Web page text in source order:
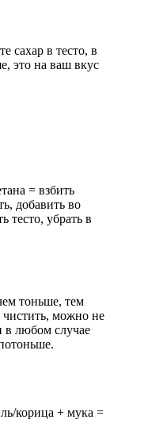
сахар в тесто, в
это на ваш вкус
= взбить
добавить во
тесто, убрать в
тоньше, тем
можно не
в любом случае
корица + мука =